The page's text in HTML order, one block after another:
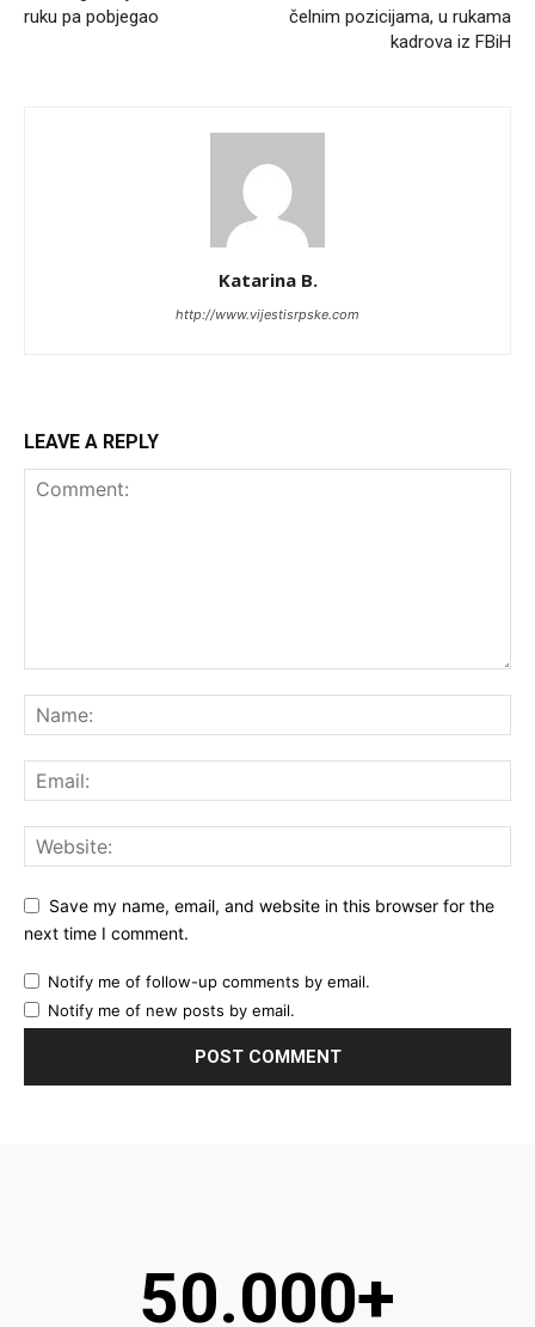
ruku pa pobjegao
čelnim pozicijama, u rukama
kadrova iz FBiH
Katarina B.
http://www.vijestisrpske.com
LEAVE A REPLY
Save my name, email, and website in this browser for the
next time I comment.
Notify me of follow-up comments by email.
Notify me of new posts by email.
50.000+